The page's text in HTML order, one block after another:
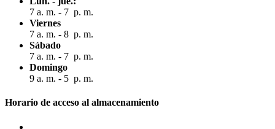
7 a. m. - 7 p. m.
Viernes
7 a. m. - 8 p. m.
Sábado
7 a. m. - 7 p. m.
Domingo
9 a. m. - 5 p. m.
Horario de acceso al almacenamiento